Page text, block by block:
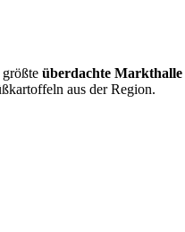
überdachte Markthalle
aus der Region.